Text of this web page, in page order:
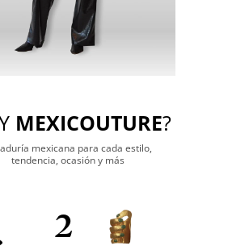
MEXICOUTURE?
mexicana para cada estilo,
tendencia, ocasión y más
2